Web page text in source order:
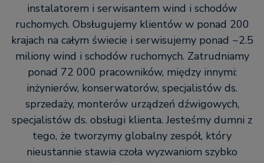
instalatorem i serwisantem wind i schodów
ruchomych. Obsługujemy klientów w ponad 200
krajach na całym świecie i serwisujemy ponad ~2.5
miliony wind i schodów ruchomych. Zatrudniamy
ponad 72 000 pracowników, między innymi:
inżynierów, konserwatorów, specjalistów ds.
sprzedaży, monterów urządzeń dźwigowych,
specjalistów ds. obsługi klienta. Jesteśmy dumni z
tego, że tworzymy globalny zespół, który
nieustannie stawia czoła wyzwaniom szybko